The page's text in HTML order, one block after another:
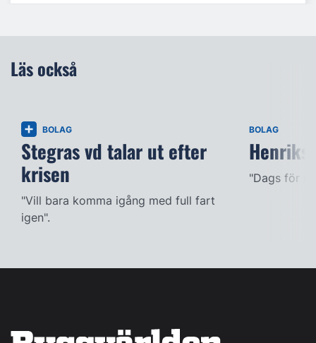
Läs också
BOLAG
Stegras vd talar ut efter
krisen
"Vill bara komma igång med full fart
igen".
BOLAG
"Dags för